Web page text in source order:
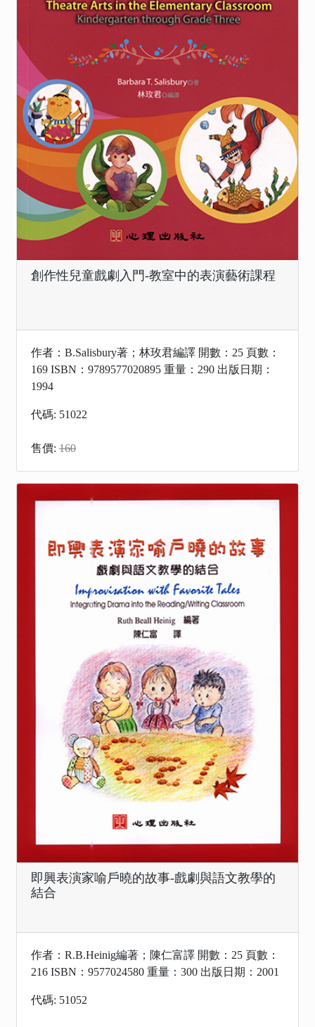
創作性兒童戲劇入門-教室中的表演藝術課程
作者：B.Salisbury著；林玫君編譯 開數：25 頁數：
169 ISBN：9789577020895 重量：290 出版日期：
1994
代碼: 51022
售價: 160
即興表演家喻戶曉的故事-戲劇與語文教學的
結合
作者：R.B.Heinig編著；陳仁富譯 開數：25 頁數：
216 ISBN：9577024580 重量：300 出版日期：2001
代碼: 51052